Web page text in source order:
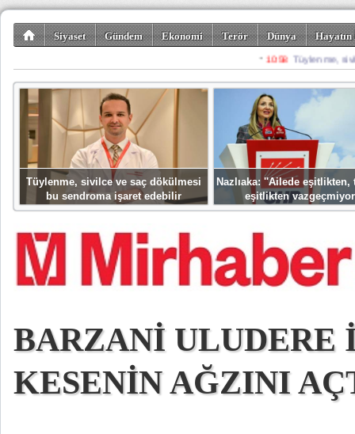
Siyaset Gündem Ekonomi Terör Dünya
Spor Misafir
Tüylenme, sivilce ve saç dökülmesi
bu sendroma işaret edebilir
Nazlıaka: ''Ailede eşitlikten,
eşitlikten
BARZANİ ULUDERE
KESENİN AĞZINI